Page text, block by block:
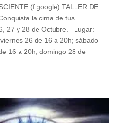
(f:google) TALLER DE
la cima de tus
27 y 28 de Octubre. Lugar:
26 de 16 a 20h; sábado
16 a 20h; domingo 28 de